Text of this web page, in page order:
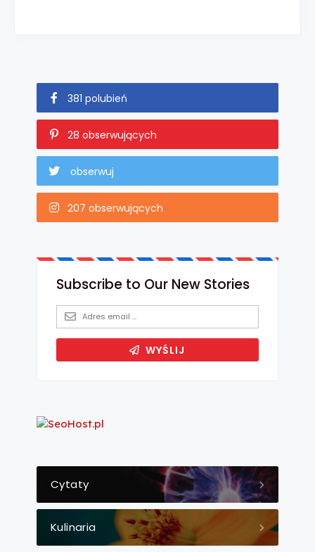
381 polubień
28 obserwujących
obserwuj
207 obserwujących
Cytaty
Kulinaria